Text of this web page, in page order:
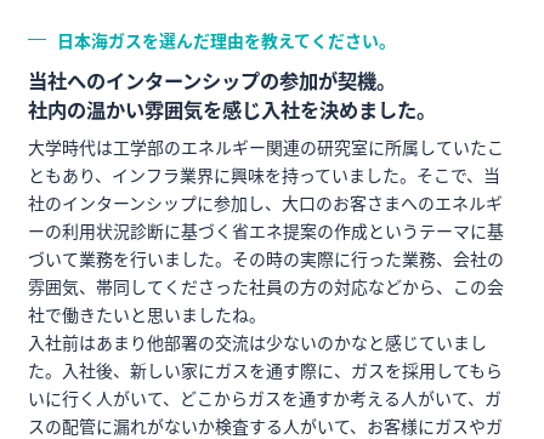
日本海ガスを選んだ理由を教えてください。
当社へのインターンシップの参加が契機。
社内の温かい雰囲気を感じ入社を決めました。
大学時代は工学部のエネルギー関連の研究室に所属していたこ
ともあり、インフラ業界に興味を持っていました。そこで、当
社のインターンシップに参加し、大口のお客さまへのエネルギ
ーの利用状況診断に基づく省エネ提案の作成というテーマに基
づいて業務を行いました。その時の実際に行った業務、会社の
雰囲気、帯同してくださった社員の方の対応などから、この会
社で働きたいと思いましたね。
入社前はあまり他部署の交流は少ないのかなと感じていまし
た。入社後、新しい家にガスを通す際に、ガスを採用してもら
いに行く人がいて、どこからガスを通すか考える人がいて、ガ
スの配管に漏れがないか検査する人がいて、お客様にガスやガ